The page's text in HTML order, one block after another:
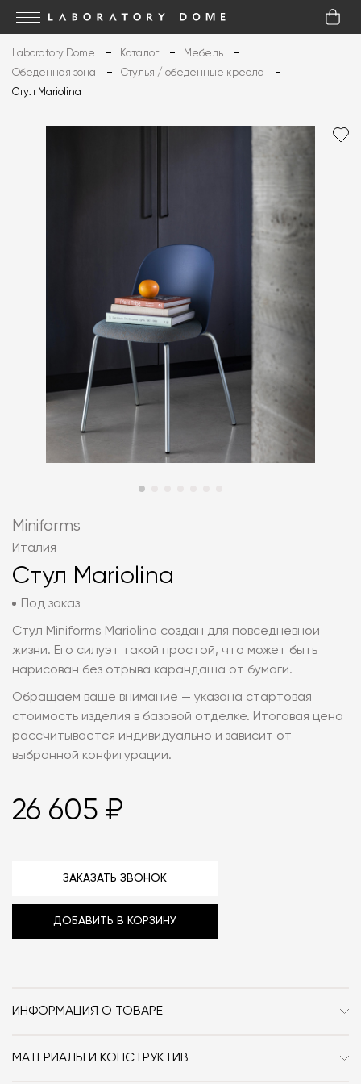
Laboratory Dome Каталог
Мебель
Обеденная зона
Стулья / обеденные кресла
Стул Mariolina
Miniforms
Италия
Стул Mariolina
Под заказ
Стул Miniforms Mariolina создан для повседневной
жизни. Его силуэт такой простой, что может быть
нарисован без отрыва карандаша от бумаги.
Обращаем ваше внимание — указана стартовая
стоимость изделия в базовой отделке. Итоговая цена
рассчитывается индивидуально и зависит от
выбранной конфигурации.
26 605 ₽
ЗАКАЗАТЬ ЗВОНОК
ДОБАВИТЬ В КОРЗИНУ
ИНФОРМАЦИЯ О ТОВАРЕ
МАТЕРИАЛЫ И КОНСТРУКТИВ